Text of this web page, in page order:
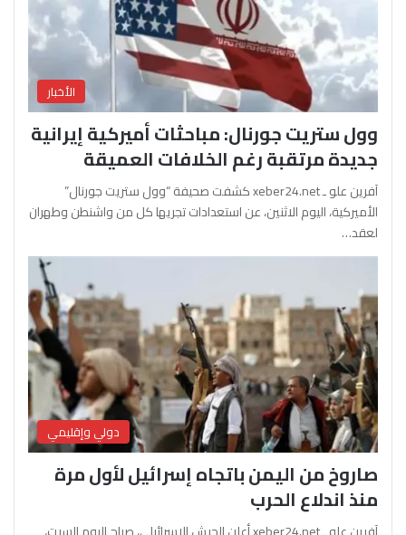
الأخبار
وول ستريت جورنال: مباحثات أميركية إيرانية
جديدة مرتقبة رغم الخلافات العميقة
آفرين علو ـ xeber24.net كشفت صحيفة “وول ستريت جورنال”
الأميركية، اليوم الاثنين، عن استعدادات تجريها كل من واشنطن وطهران
لعقد…
دولي وإقليمي
صاروخ من اليمن باتجاه إسرائيل لأول مرة
منذ اندلاع الحرب